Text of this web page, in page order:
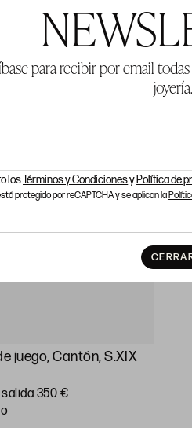
para recibir por email
joyería.
losTérminos y Condicionesy Política de
protegido por reCAPTCHA y se aplican la
juego, Cantón, S.XIX
350 €